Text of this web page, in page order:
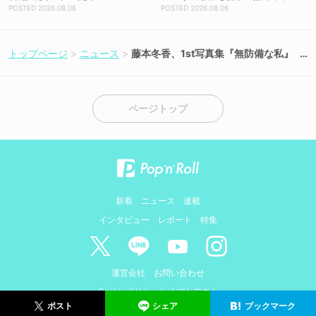
2026.08.06
トを解禁！【コメントあり】
2026.08.06
トップページ ニュース
藤本冬香、1st写真集『無防備な私』
ポスト シェア ブックマーク
ページトップ
新着 ニュース
連載
インタビュー
レポート 特集
運営会社
お問い合わせ
Cookieポリシーとオプトアウト
© AMIDUS. ALL RIGHTS RESERVED.